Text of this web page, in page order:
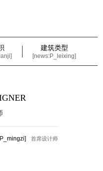
建筑类型
[news:P_leixing]
首席设计师